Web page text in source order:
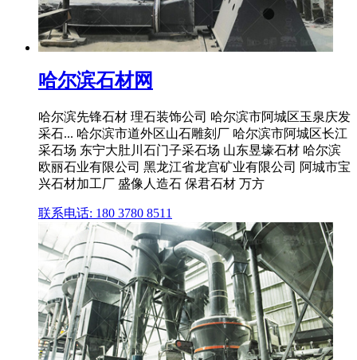
哈尔滨石材网
哈尔滨先锋石材 理石装饰公司 哈尔滨市阿城区玉泉庆发
采石... 哈尔滨市道外区山石雕刻厂 哈尔滨市阿城区长江
采石场 东宁大肚川石门子采石场 山东昱壕石材 哈尔滨
欧丽石业有限公司 黑龙江省龙宫矿业有限公司 阿城市宝
兴石材加工厂 盛像人造石 保君石材 万方
联系电话: 180 3780 8511